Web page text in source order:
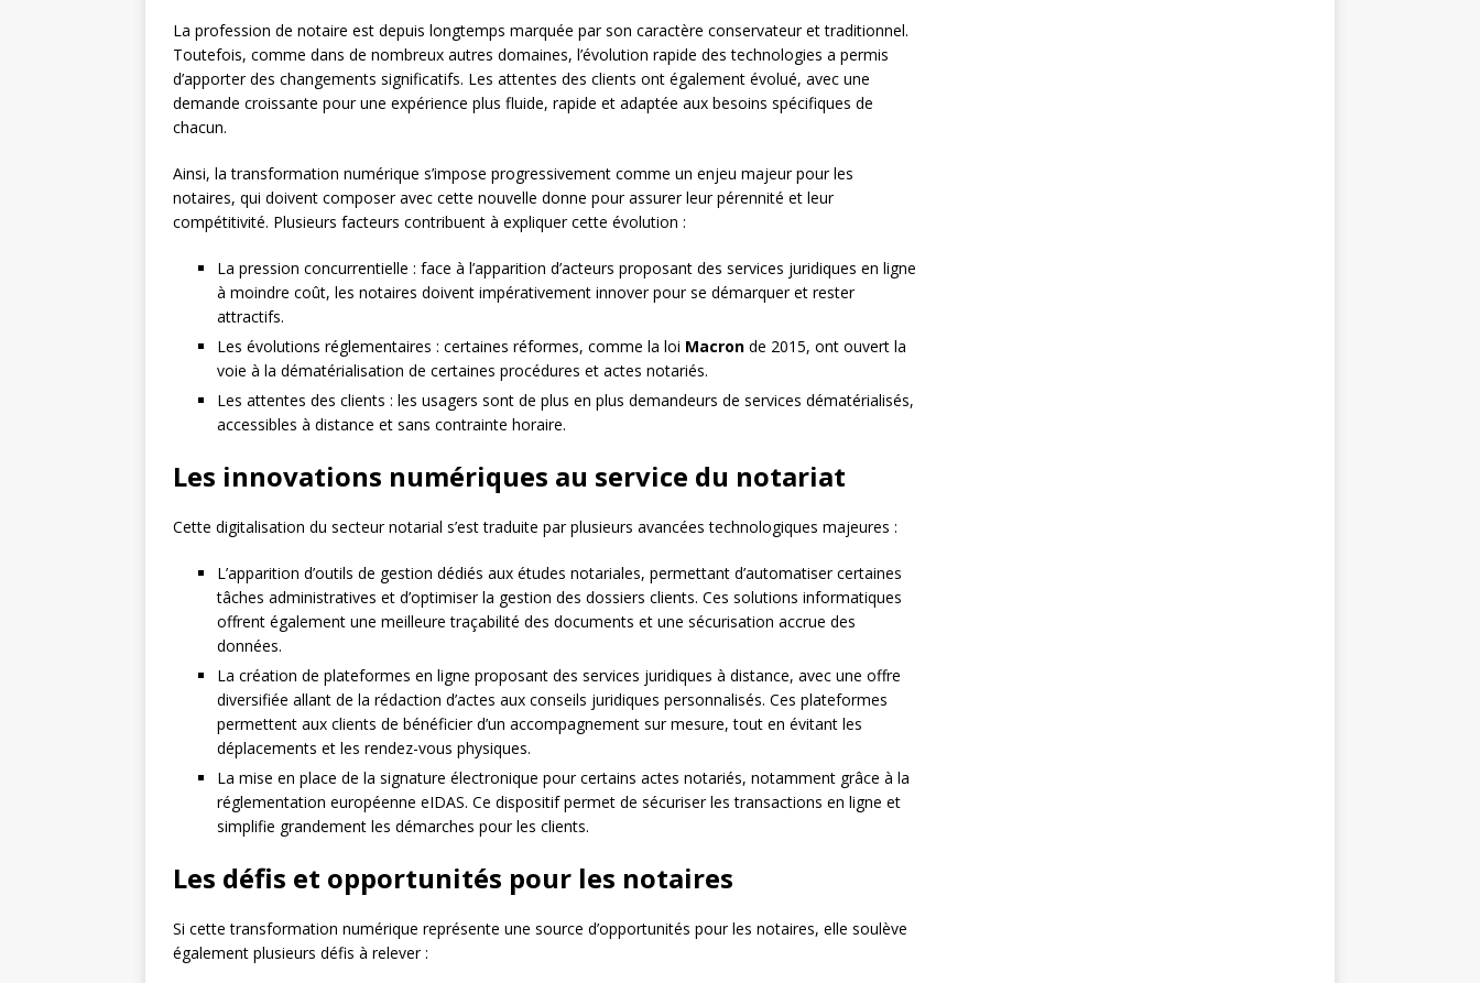
La profession de notaire est depuis longtemps marquée par son caractère conservateur et traditionnel.
Toutefois, comme dans de nombreux autres domaines, l’évolution rapide des technologies a permis
d’apporter des changements significatifs. Les attentes des clients ont également évolué, avec une
demande croissante pour une expérience plus fluide, rapide et adaptée aux besoins spécifiques de
chacun.
Ainsi, la transformation numérique s’impose progressivement comme un enjeu majeur pour les
notaires, qui doivent composer avec cette nouvelle donne pour assurer leur pérennité et leur
compétitivité. Plusieurs facteurs contribuent à expliquer cette évolution :
La pression concurrentielle : face à l’apparition d’acteurs proposant des services juridiques en ligne
à moindre coût, les notaires doivent impérativement innover pour se démarquer et rester
attractifs.
Les évolutions réglementaires : certaines réformes, comme la loi Macron de 2015, ont ouvert la
voie à la dématérialisation de certaines procédures et actes notariés.
Les attentes des clients : les usagers sont de plus en plus demandeurs de services dématérialisés,
accessibles à distance et sans contrainte horaire.
Les innovations numériques au service du notariat
Cette digitalisation du secteur notarial s’est traduite par plusieurs avancées technologiques majeures :
L’apparition d’outils de gestion dédiés aux études notariales, permettant d’automatiser certaines
tâches administratives et d’optimiser la gestion des dossiers clients. Ces solutions informatiques
offrent également une meilleure traçabilité des documents et une sécurisation accrue des
données.
La création de plateformes en ligne proposant des services juridiques à distance, avec une offre
diversifiée allant de la rédaction d’actes aux conseils juridiques personnalisés. Ces plateformes
permettent aux clients de bénéficier d’un accompagnement sur mesure, tout en évitant les
déplacements et les rendez-vous physiques.
La mise en place de la signature électronique pour certains actes notariés, notamment grâce à la
réglementation européenne eIDAS. Ce dispositif permet de sécuriser les transactions en ligne et
simplifie grandement les démarches pour les clients.
Les défis et opportunités pour les notaires
Si cette transformation numérique représente une source d’opportunités pour les notaires, elle soulève
également plusieurs défis à relever :